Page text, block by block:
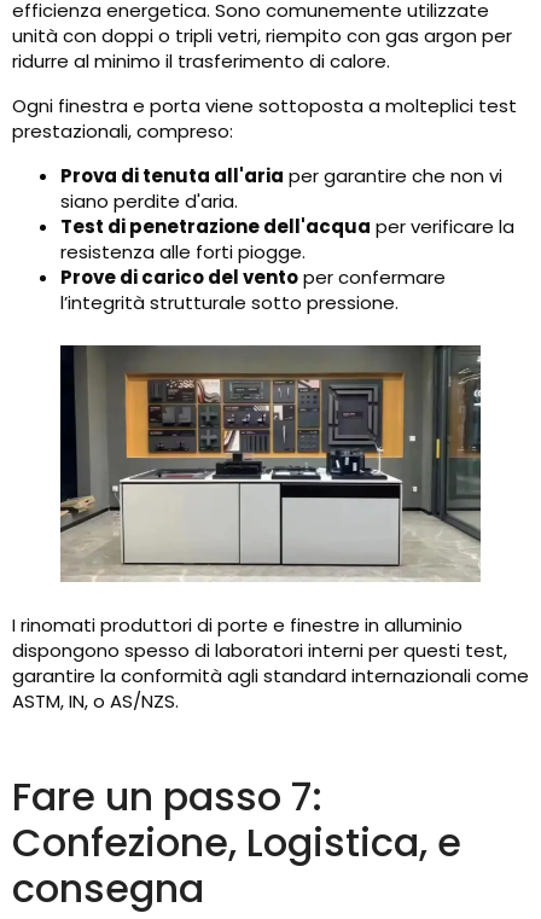
efficienza energetica. Sono comunemente utilizzate
unità con doppi o tripli vetri, riempito con gas argon per
ridurre al minimo il trasferimento di calore.
Ogni finestra e porta viene sottoposta a molteplici test
prestazionali, compreso:
Prova di tenuta all'aria per garantire che non vi
siano perdite d'aria.
Test di penetrazione dell'acqua per verificare la
resistenza alle forti piogge.
Prove di carico del ventoper confermare
l’integrità strutturale sotto pressione.
I rinomati produttori di porte e finestre in alluminio
dispongono spesso di laboratori interni per questi test,
garantire la conformità agli standard internazionali come
ASTM, IN, o AS/NZS.
Fare un passo 7:
Confezione, Logistica, e
consegna